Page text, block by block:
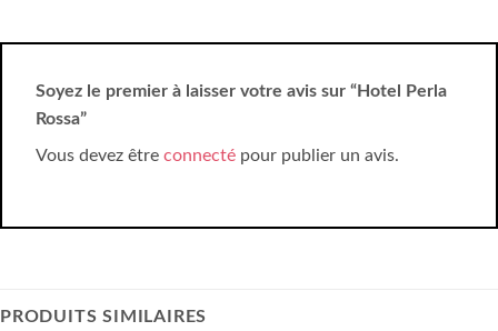
Soyez le premier à laisser votre avis sur “Hotel Perla
Rossa”
Vous devez être connecté pour publier un avis.
PRODUITS SIMILAIRES